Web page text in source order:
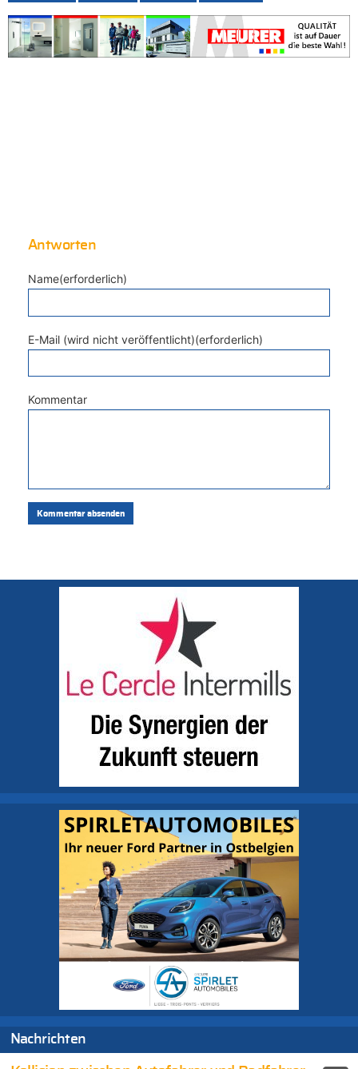
Antworten
Name(erforderlich)
E-Mail (wird nicht veröffentlicht)(erforderlich)
Kommentar
Nachrichten